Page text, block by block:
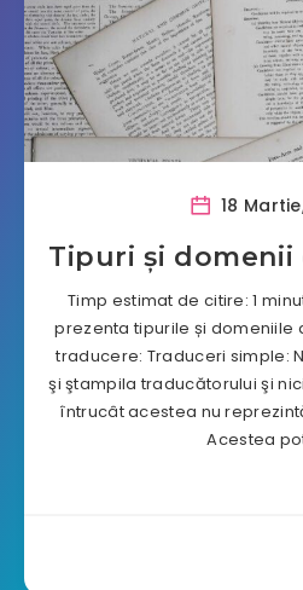
18
Tipuri şi
Timp estimat de citire: 1
prezenta tipurile și domeniile
traducere: Traduceri simple:
şi ştampila traducătorului şi
întrucât acestea nu
Acestea